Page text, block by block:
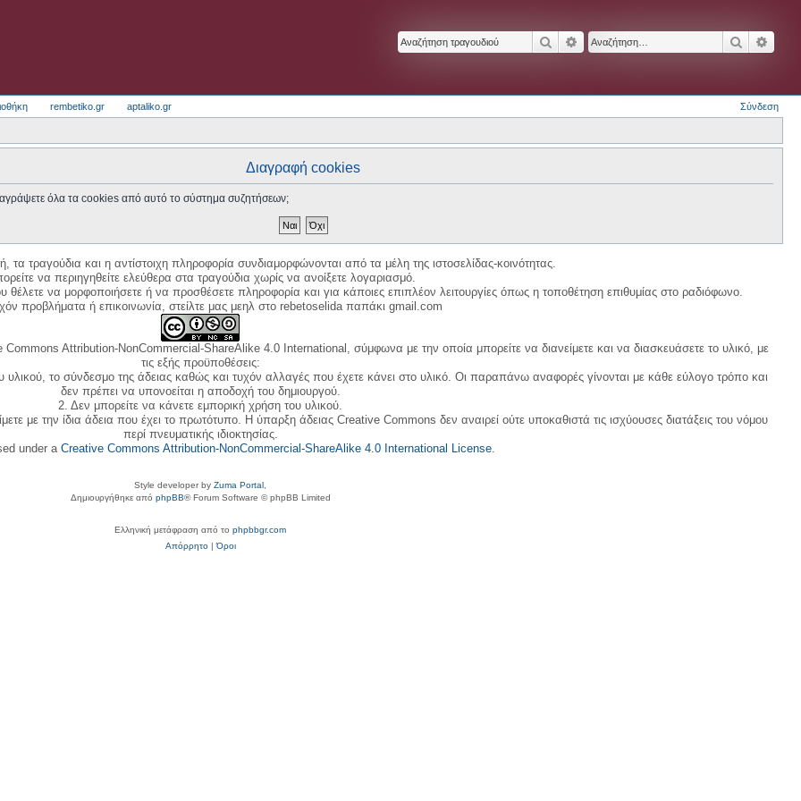
ΑναζήτησηΕιδική αναζήτηση
rembetiko.gr aptaliko.gr Σύνδεση
Διαγραφή cookies
όλα τα cookies από αυτό το σύστημα συζητήσεων;
τα τραγούδια και η αντίστοιχη πληροφορία συνδιαμορφώνονται από τα μέλη της ιστοσελίδας-κοινότητας.
να περιηγηθείτε ελεύθερα στα τραγούδια χωρίς να ανοίξετε λογαριασμό.
θέλετε να μορφοποιήσετε ή να προσθέσετε πληροφορία και για κάποιες επιπλέον λειτουργίες όπως η τοποθέτηση επιθυμίας στο ραδιόφωνο.
προβλήματα ή επικοινωνία, στείλτε μας μεηλ στο rebetoselida παπάκι gmail.com
Commons Attribution-NonCommercial-ShareAlike 4.0 International, σύμφωνα με την οποία μπορείτε να διανείμετε και να διασκευάσετε το υλικό, με
τις εξής προϋποθέσεις:
υλικού, το σύνδεσμο της άδειας καθώς και τυχόν αλλαγές που έχετε κάνει στο υλικό. Οι παραπάνω αναφορές γίνονται με κάθε εύλογο τρόπο και
δεν πρέπει να υπονοείται η αποδοχή του δημιουργού.
2. Δεν μπορείτε να κάνετε εμπορική χρήση του υλικού.
με την ίδια άδεια που έχει το πρωτότυπο. Η ύπαρξη άδειας Creative Commons δεν αναιρεί ούτε υποκαθιστά τις ισχύουσες διατάξεις του νόμου
περί πνευματικής ιδιοκτησίας.
under aCreative Commons Attribution-NonCommercial-ShareAlike 4.0 International License.
Style developer by Zuma Portal
Δημιουργήθηκε από phpBB® Forum Software © phpBB Limited
Ελληνική μετάφραση από το phpbbgr.com
Απόρρητο|Όροι